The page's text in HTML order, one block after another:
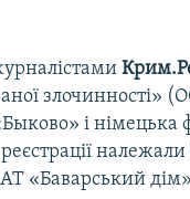
злочинності»
і
належали
«Баварський